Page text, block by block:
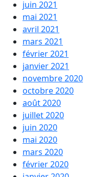
juin 2021
mai 2021
avril 2021
mars 2021
février 2021
janvier 2021
novembre 2020
octobre 2020
août 2020
juillet 2020
juin 2020
mai 2020
mars 2020
février 2020